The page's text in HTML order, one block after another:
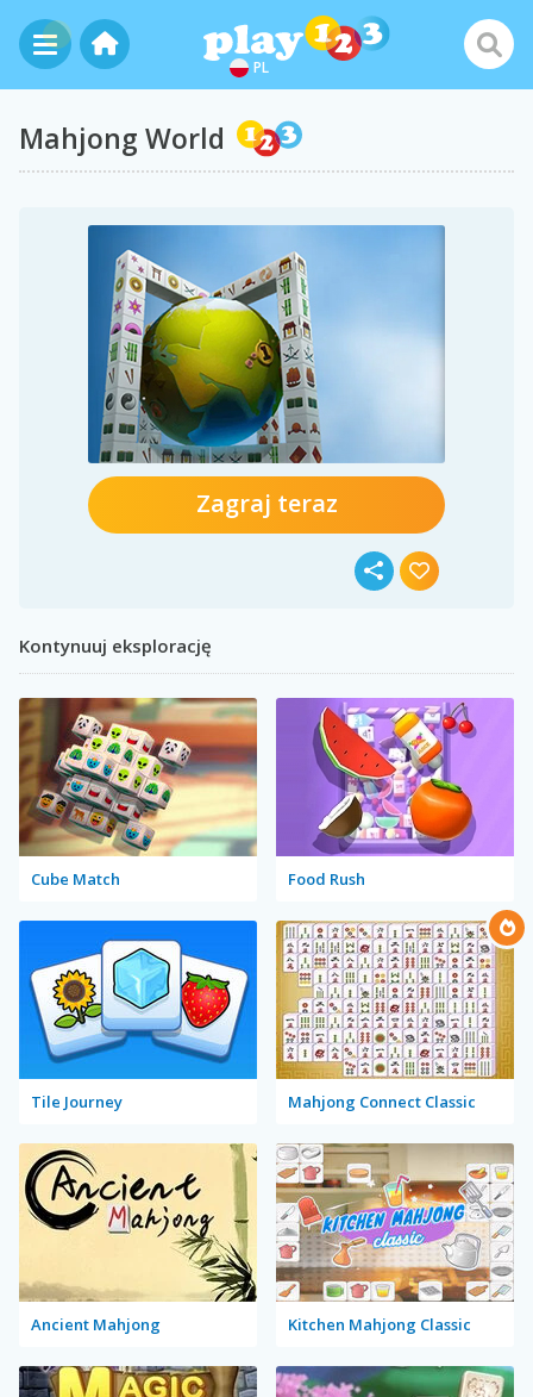
PL
Mahjong World
Zagraj teraz
Kontynuuj eksplorację
Cube Match Food Rush
Tile Journey Mahjong Connect Classic
Ancient Mahjong Kitchen Mahjong Classic